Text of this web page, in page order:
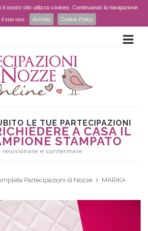
il nostro sito utilizza cookies. Continuando la navigazione
suo uso.
Accetto Cookie Policy
LE TUE PARTECIPAZIONI
A CASA IL
STAMPATO
revisionare e confermare
Partecipazioni di Nozze MARIKA